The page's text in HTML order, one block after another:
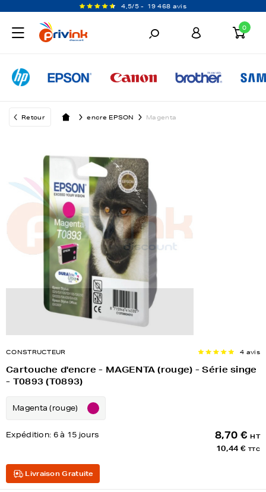
4,5/5 - 19 468 avis
0
Retour encre EPSON Magenta
CONSTRUCTEUR 4 avis
Cartouche d'encre - MAGENTA (rouge) - Série singe
- T0893 (T0893)
Magenta (rouge)
Expédition: 6 à 15 jours 8,70 € HT
10,44 € TTC
Livraison Gratuite